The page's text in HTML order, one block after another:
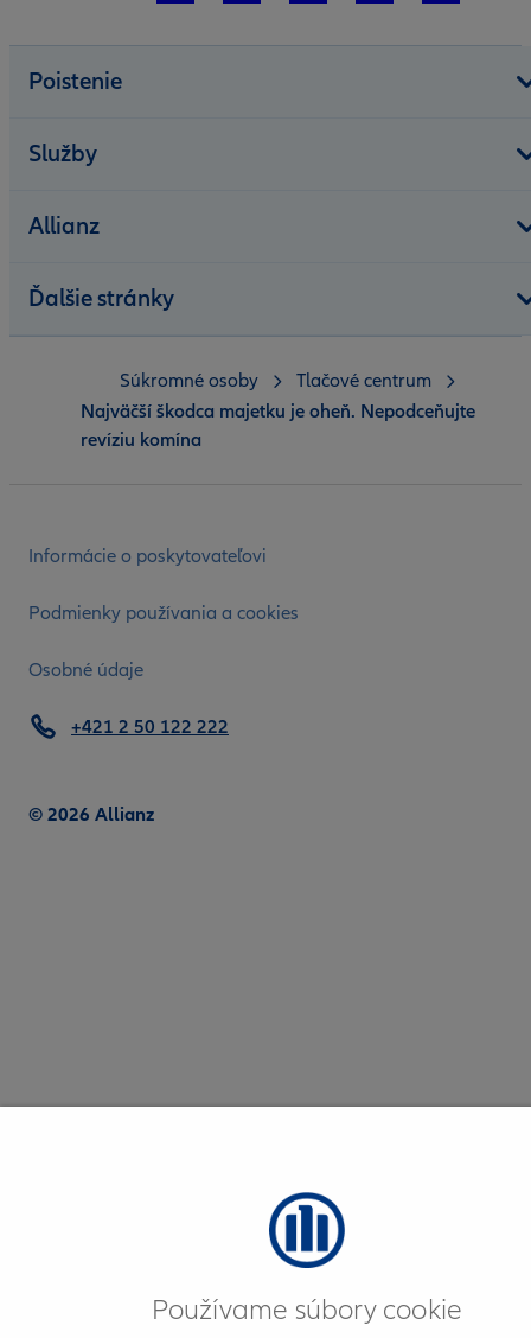
Poistenie
Služby
Allianz
Ďalšie stránky
Informácie o poskytovateľovi
Podmienky používania a cookies
Osobné údaje
© 2026 Allianz
+421 2 50 122 222
Súkromné osoby
Tlačové centrum
Najväčší škodca majetku je oheň. Nepodceňujte
revíziu komína
Používame súbory cookie